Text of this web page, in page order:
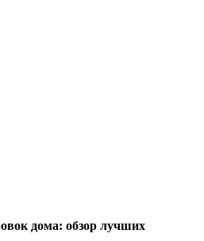
дома: обзор лучших